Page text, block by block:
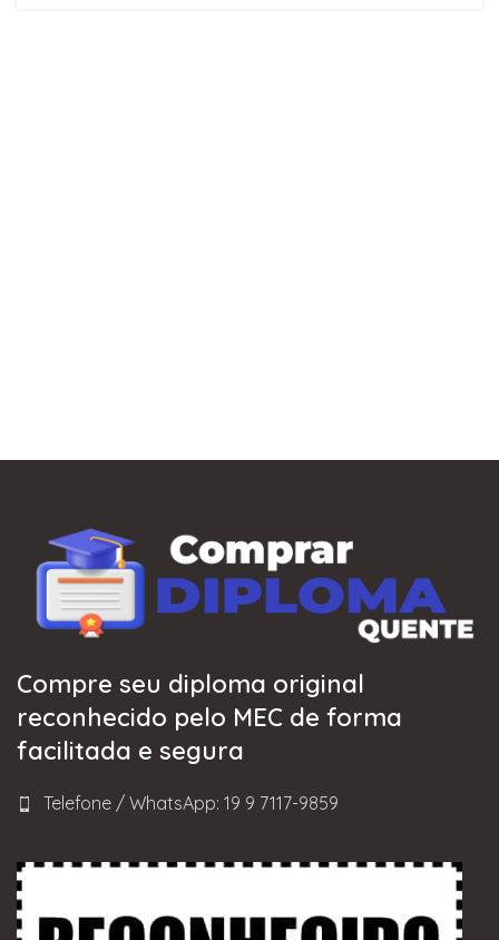
Compre seu diploma original
reconhecido pelo MEC de forma
facilitada e segura
Telefone / WhatsApp: 19 9 7117-9859